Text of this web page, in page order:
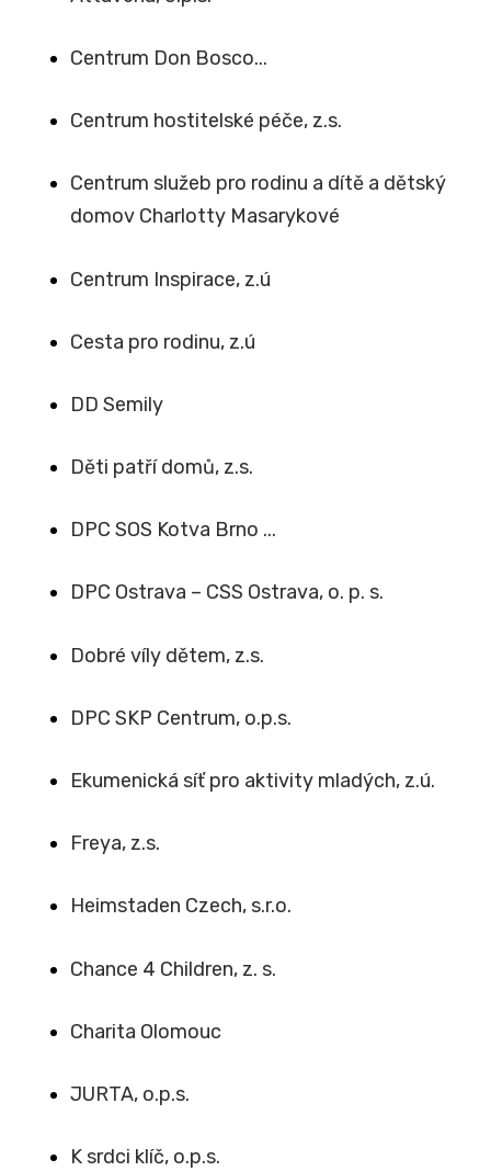
Centrum Don Bosco...
Centrum hostitelské péče, z.s.
Centrum služeb pro rodinu a dítě a dětský
domov Charlotty Masarykové
Centrum Inspirace, z.ú
Cesta pro rodinu, z.ú
DD Semily
Děti patří domů, z.s.
DPC SOS Kotva Brno ...
DPC Ostrava – CSS Ostrava, o. p. s.
Dobré víly dětem, z.s.
DPC SKP Centrum, o.p.s.
Ekumenická síť pro aktivity mladých, z.ú.
Freya, z.s.
Heimstaden Czech, s.r.o.
Chance 4 Children, z. s.
Charita Olomouc
JURTA, o.p.s.
K srdci klíč, o.p.s.